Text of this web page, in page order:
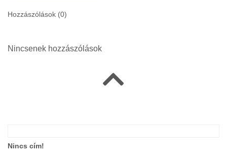
Hozzászólások (0)
Nincsenek hozzászólások
Nincs cím!